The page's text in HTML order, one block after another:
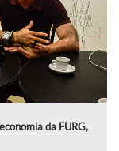
da FURG,